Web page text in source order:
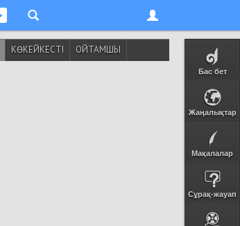
Бас бет
Жаңалықтар
Мақалалар
Сұрақ-жауап
КӨКЕЙКЕСТІ
ОЙТАМШЫ
Ғалымдар ұзақ
жасаушылардың
ерекшелігін